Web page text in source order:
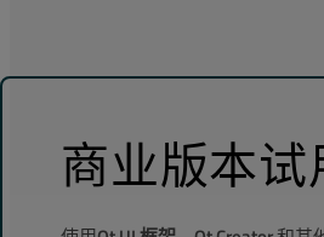
姓*
*
商业版本试